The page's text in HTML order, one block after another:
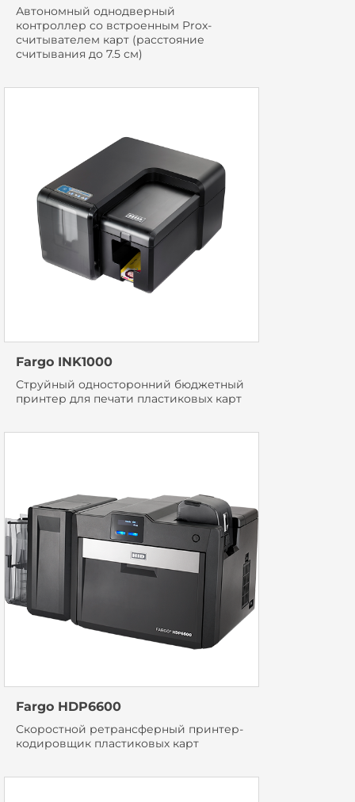
Автономный однодверный
контроллер cо встроенным Prox-
считывателем карт (расстояние
считывания до 7.5 см)
Fargo INK1000
Струйный односторонний бюджетный
принтер для печати пластиковых карт
Fargo HDP6600
Скоростной ретрансферный принтер-
кодировщик пластиковых карт